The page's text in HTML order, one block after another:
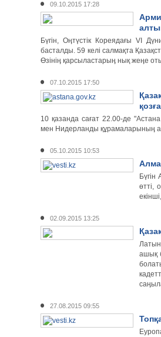
09.10.2015 17:28
Бүгін, Оӊтүстік Кореядағы VI
басталды. 59 келі салмақта
Өзініӊ қарсыластарыӊ нық жеӊе
07.10.2015 17:50
10 қазанда сағат 22.00-де
мен Нидерланды құрамаларыныӊ
05.10.2015 10:53
өтті,
02.09.2015 13:25
ашық
27.08.2015 09:55